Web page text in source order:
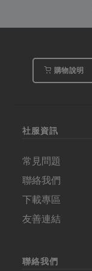
購物說明
社服資訊
常見問題
聯絡我們
下載專區
友善連結
聯絡我們